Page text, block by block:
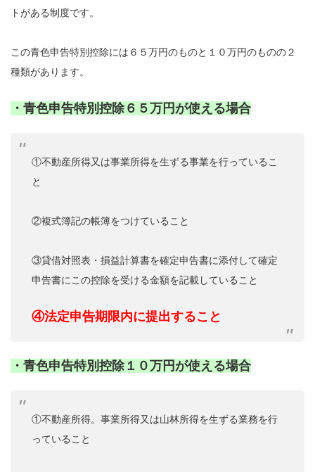
トがある制度です。
この青色申告特別控除には６５万円のものと１０万円のものの２
種類があります。
・青色申告特別控除６５万円が使える場合
①不動産所得又は事業所得を生ずる事業を行っているこ
と
②複式簿記の帳簿をつけていること
③貸借対照表・損益計算書を確定申告書に添付して確定
申告書にこの控除を受ける金額を記載していること
④法定申告期限内に提出すること
・青色申告特別控除１０万円が使える場合
①不動産所得。事業所得又は山林所得を生ずる業務を行
っていること